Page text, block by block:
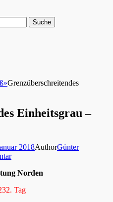
»Grenzüberschreitendes
Einheitsgrau –
2018AuthorGünter
Norden
Tag